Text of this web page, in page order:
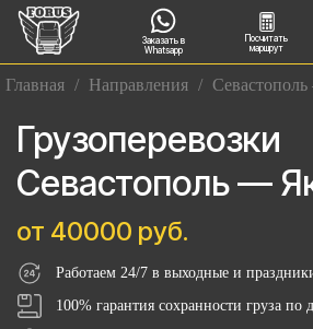
Заказать в
Whatsapp
Посчитать
маршрут
Главная / Направления /
Грузоперевозки
Севастополь —
от 40000 руб.
Работаем 24/7 в выходные и
100% гарантия сохранности груза по